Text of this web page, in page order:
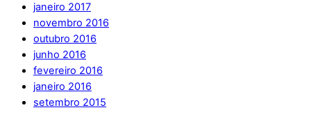
janeiro 2017
novembro 2016
outubro 2016
junho 2016
fevereiro 2016
janeiro 2016
setembro 2015